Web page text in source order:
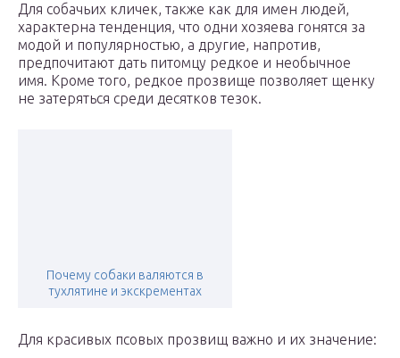
Для собачьих кличек, также как для имен людей,
характерна тенденция, что одни хозяева гонятся за
модой и популярностью, а другие, напротив,
предпочитают дать питомцу редкое и необычное
имя. Кроме того, редкое прозвище позволяет щенку
не затеряться среди десятков тезок.
Почему собаки валяются в
тухлятине и экскрементах
Для красивых псовых прозвищ важно и их значение: